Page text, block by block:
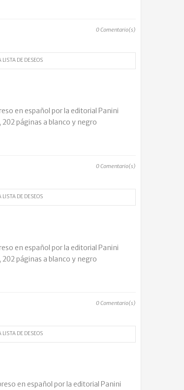
0Comentario(s)
DE DESEOS
en español por la editorial Panini
páginas a blanco y negro
0Comentario(s)
DE DESEOS
en español por la editorial Panini
páginas a blanco y negro
0Comentario(s)
DE DESEOS
en español por la editorial Panini